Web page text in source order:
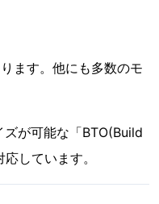
ます。他にも多数のモ
ズが可能な「BTO(Build
しています。